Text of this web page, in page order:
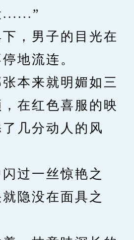
......”
男子的目光在
地流连。
来就明媚如三
在红色喜服的映
几分动人的风
一丝惊艳之
隐没在面具之